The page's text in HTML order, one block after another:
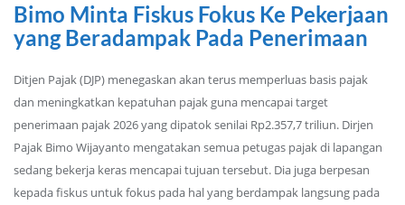
Bimo Minta Fiskus Fokus Ke Pekerjaan
yang Beradampak Pada Penerimaan
Ditjen Pajak (DJP) menegaskan akan terus memperluas basis pajak
dan meningkatkan kepatuhan pajak guna mencapai target
penerimaan pajak 2026 yang dipatok senilai Rp2.357,7 triliun. Dirjen
Pajak Bimo Wijayanto mengatakan semua petugas pajak di lapangan
sedang bekerja keras mencapai tujuan tersebut. Dia juga berpesan
kepada fiskus untuk fokus pada hal yang berdampak langsung pada